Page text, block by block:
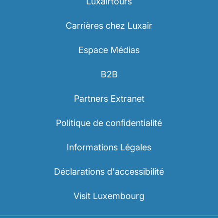
Carrières chez Luxair
Espace Médias
B2B
Partners Extranet
Politique de confidentialité
Informations Légales
Déclarations d'accessibilité
Visit Luxembourg